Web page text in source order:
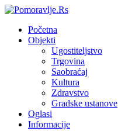
Početna
Objekti
Ugostiteljstvo
Trgovina
Saobraćaj
Kultura
Zdravstvo
Gradske ustanove
Oglasi
Informacije